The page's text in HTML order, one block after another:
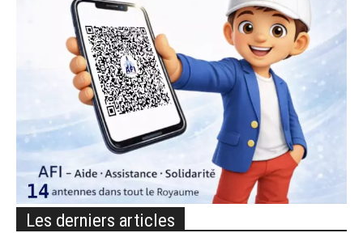
Les derniers articles